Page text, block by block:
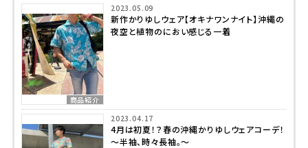
商品紹介
2023.05.09
新作かりゆしウェア【オキナワンナイト】沖縄の
夜空と植物のにおい感じる一着
2023.04.17
4月は初夏！？春の沖縄かりゆしウェアコーデ！
～半袖、時々長袖。～